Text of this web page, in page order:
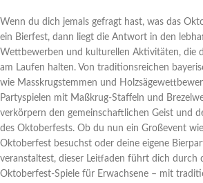
Wenn du dich jemals gefragt hast, was das
ein Bierfest, dann liegt die Antwort in den
Wettbewerben und kulturellen Aktivitäten, die
am Laufen halten. Von traditionsreichen
wie Masskrugstemmen und
Partyspielen mit Maßkrug-Staffeln und
verkörpern den gemeinschaftlichen Geist und
des Oktoberfests. Ob du nun ein Großevent
Oktoberfest besuchst oder deine eigene
veranstaltest, dieser Leitfaden führt dich durch
Oktoberfest-Spiele für Erwachsene – mit